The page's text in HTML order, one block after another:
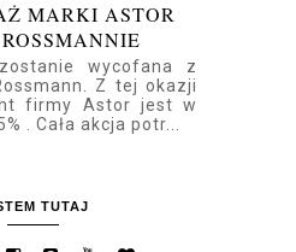
MARKI ASTOR
wycofana z
Z tej okazji
firmy Astor jest w
. Cała akcja potr...
TUTAJ